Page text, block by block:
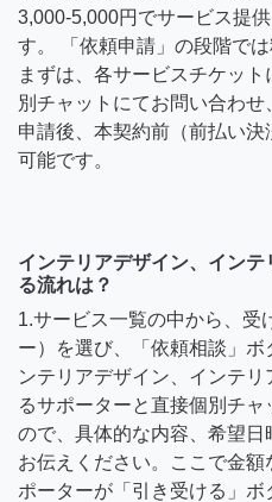
3,000-5,000円でサービス提
す。 「依頼申請」の段階で
まずは、各サービスチケッ
別チャットにてお問い合わ
申請後、本契約前（前払い
可能です。
インテリアデザイン、イン
る流れは？
1.サービス一覧の中から、受
ー）を選び、「依頼相談」
ンテリアデザイン、インテ
るサポーターと直接個別チ
ので、具体的な内容、希望
お伝えください。ここで金
ポーターが「引き受ける」